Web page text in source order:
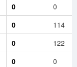
0
0
0
114
0
122
0
0